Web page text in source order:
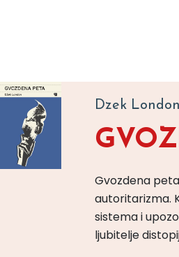
Dzek London
Gvozdena
autoritarizma.
sistema i
ljubitelje